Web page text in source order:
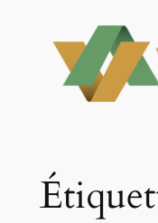
contenu